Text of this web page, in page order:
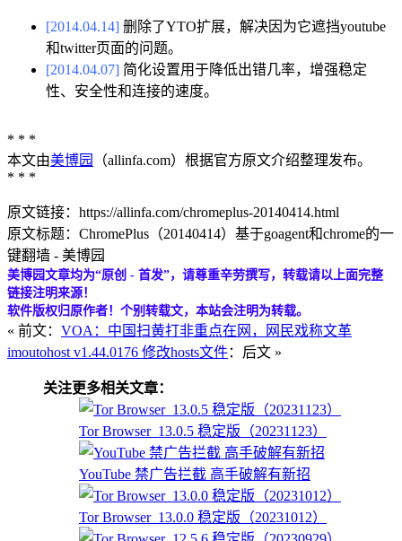
[2014.04.14] 删除了YTO扩展，解决因为它遮挡youtube
和twitter页面的问题。
[2014.04.07] 简化设置用于降低出错几率，增强稳定
性、安全性和连接的速度。
* * *
本文由美博园
（allinfa.com）根据官方原文介绍整理发布。
* * *
原文链接：https://allinfa.com/chromeplus-20140414.html
原文标题：ChromePlus（20140414）基于goagent和chrome的一
键翻墙 - 美博园
美博园文章均为“原创 - 首发”，请尊重辛劳撰写，转载请以上面完整
链接注明来源！
软件版权归原作者！个别转载文，本站会注明为转载。
« 前文： VOA：中国扫黄打非重点在网，网民戏称文革
imoutohost v1.44.0176 修改hosts文件：后文 »
关注更多相关文章：
Tor Browser_13.0.5 稳定版（20231123）
YouTube 禁广告拦截 高手破解有新招
Tor Browser_13.0.0 稳定版（20231012）